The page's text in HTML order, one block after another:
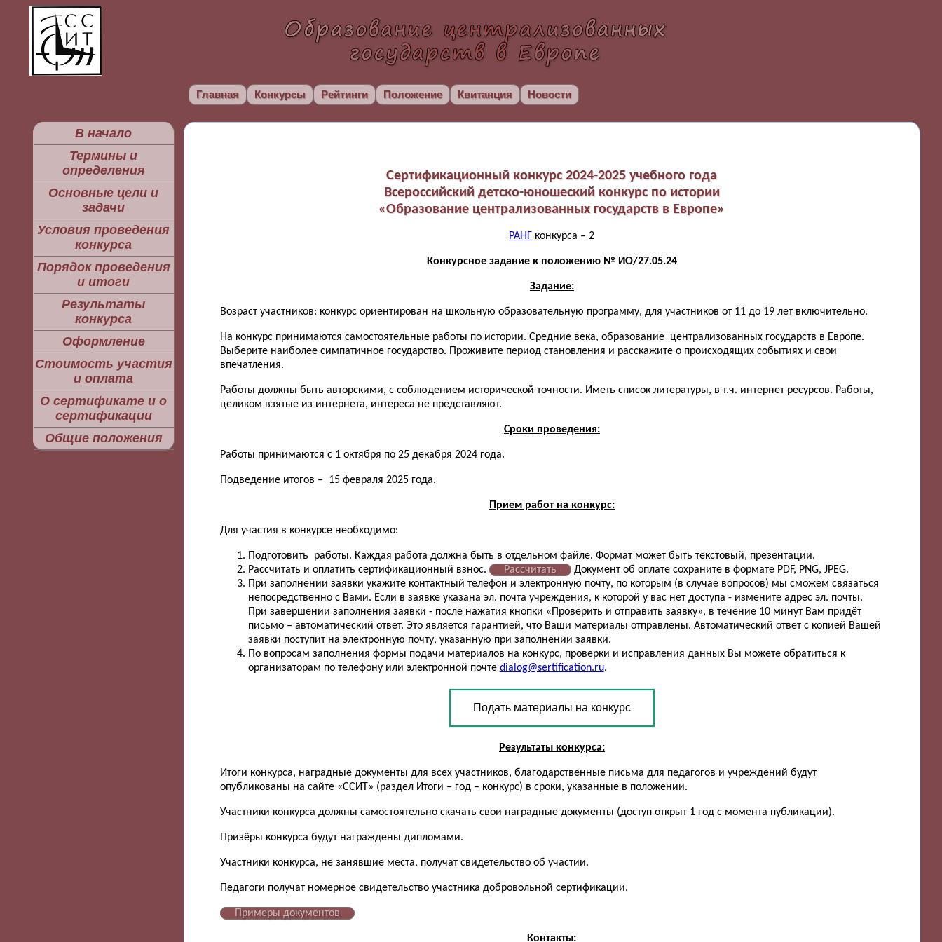
Главная Конкурсы Рейтинги Положение Квитанция Новости
В начало
Термины и
определения
Основные цели и
задачи
Условия проведения
конкурса
Порядок проведения
и итоги
Результаты
конкурса
Оформление
Стоимость участия
и оплата
О сертификате и о
сертификации
Общие положения
Сертификационный конкурс 2024-2025 учебного года
Всероссийский детско-юношеский конкурс по истории
«Образование централизованных государств в Европе»
РАНГ конкурса – 2
Конкурсное задание к положению № ИО/27.05.24
Задание:
Возраст участников: конкурс ориентирован на школьную образовательную программу, для участников от 11 до 19 лет включительно.
На конкурс принимаются самостоятельные работы по истории. Средние века, образование централизованных государств в Европе.
Выберите наиболее симпатичное государство. Проживите период становления и расскажите о происходящих событиях и свои
впечатления.
Работы должны быть авторскими, с соблюдением исторической точности. Иметь список литературы, в т.ч. интернет ресурсов. Работы,
целиком взятые из интернета, интереса не представляют.
Сроки проведения:
Работы принимаются с 1 октября по 25 декабря 2024 года.
Подведение итогов – 15 февраля 2025 года.
Прием работ на конкурс:
Для участия в конкурсе необходимо:
Подготовить работы. Каждая работа должна быть в отдельном файле. Формат может быть текстовый, презентации.
Рассчитать и оплатить сертификационный взнос.
Рассчитать
Документ об оплате сохраните в формате PDF, PNG, JPEG.
При заполнении заявки укажите контактный телефон и электронную почту, по которым (в случае вопросов) мы сможем связаться
непосредственно с Вами. Если в заявке указана эл. почта учреждения, к которой у вас нет доступа - измените адрес эл. почты.
При завершении заполнения заявки - после нажатия кнопки «Проверить и отправить заявку», в течение 10 минут Вам придёт
письмо – автоматический ответ. Это является гарантией, что Ваши материалы отправлены. Автоматический ответ с копией Вашей
заявки поступит на электронную почту, указанную при заполнении заявки.
По вопросам заполнения формы подачи материалов на конкурс, проверки и исправления данных Вы можете обратиться к
организаторам по телефону или электронной почте dialog@sertification.ru.
Подать материалы на конкурс
Результаты конкурса:
Итоги конкурса, наградные документы для всех участников, благодарственные письма для педагогов и учреждений будут
опубликованы на сайте «ССИТ» (раздел Итоги – год – конкурс) в сроки, указанные в положении.
Участники конкурса должны самостоятельно скачать свои наградные документы (доступ открыт 1 год с момента публикации).
Призёры конкурса будут награждены дипломами.
Участники конкурса, не занявшие места, получат свидетельство об участии.
Педагоги получат номерное свидетельство участника добровольной сертификации.
Примеры документов
Контакты: